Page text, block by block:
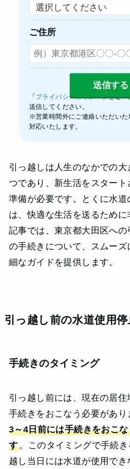
ご住所
「 プライバシーポリシー」をご一
送信してください。
※営業時間外にご連絡いただいた
対応いたします。
引っ越しは人生のなかでの大
つであり、新生活をスター
準備が必要です。とくに水道
は、快適な生活を送るため
記事では、東京都大田区へ
の手続きについて、スムー
細なガイドを提供します。
引っ越し前の水道使用停
手続きのタイミング
引っ越し前には、現在の居
手続きをおこなう必要があり
3～4日前には手続きをおこ
す。このタイミングで手続
越し当日には水道が使用で